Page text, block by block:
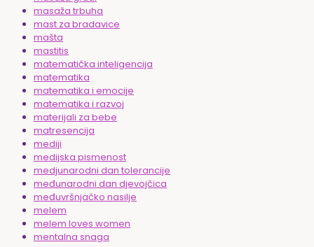
masaža trbuha
mast za bradavice
mašta
mastitis
matematička inteligencija
matematika
matematika i emocije
matematika i razvoj
materijali za bebe
matresencija
mediji
medijska pismenost
medjunarodni dan tolerancije
međunarodni dan djevojčica
međuvršnjačko nasilje
melem
melem loves women
mentalna snaga